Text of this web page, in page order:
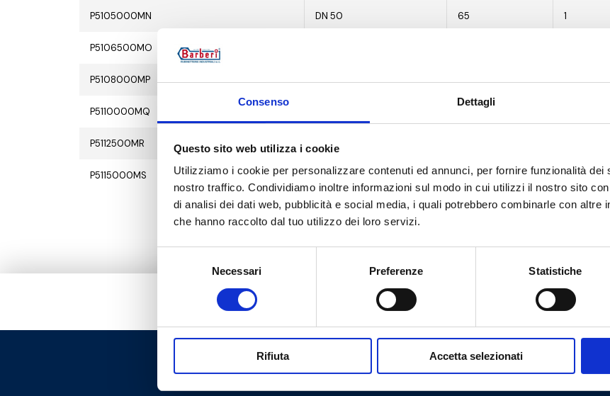
Consenso Dettagli
Questo sito web utilizza i cookie
Utilizziamo i cookie per personalizzare contenuti ed annunci, per fornire funzionalità
nostro traffico. Condividiamo inoltre informazioni sul modo in cui utilizzi il nostro sito
di analisi dei dati web, pubblicità e social media, i quali potrebbero combinarle con altre
che hanno raccolto dal tuo utilizzo dei loro servizi.
del
Necessari Preferenze Statistiche
Rifiuta Accetta selezionati
P5105000MN DN 50 65 1
P5106500MO
P5108000MP DN 80 185 1
P5110000MQ
P5112500MR DN 125
P5115000MS DN 150 820 1
Do you need help?